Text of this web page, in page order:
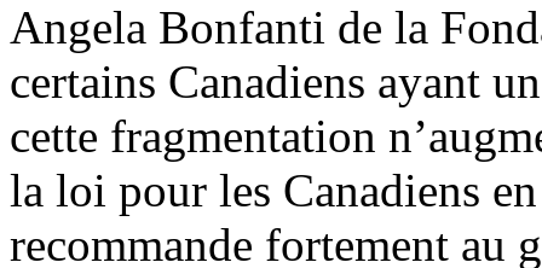
Angela Bonfanti de la
certains Canadiens ayant
cette fragmentation
la loi pour les Canadiens
recommande fortement au